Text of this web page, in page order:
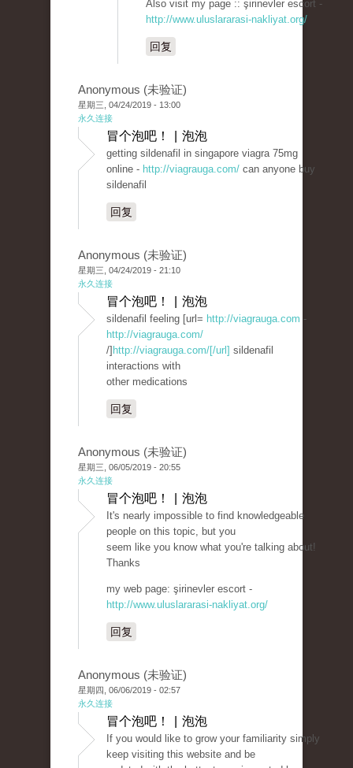
Also visit my page :: şirinevler escort -
http://www.uluslararasi-nakliyat.org/
回复
Anonymous (未验证)
星期三, 04/24/2019 - 13:00
永久连接
冒个泡吧！ | 泡泡
getting sildenafil in singapore viagra 75mg
online - http://viagrauga.com/ can anyone buy
sildenafil
回复
Anonymous (未验证)
星期三, 04/24/2019 - 21:10
永久连接
冒个泡吧！ | 泡泡
sildenafil feeling [url= http://viagrauga.com -
http://viagrauga.com/
/] http://viagrauga.com/[/url] sildenafil
interactions with
other medications
回复
Anonymous (未验证)
星期三, 06/05/2019 - 20:55
永久连接
冒个泡吧！ | 泡泡
It's nearly impossible to find knowledgeable
people on this topic, but you
seem like you know what you're talking about!
Thanks
my web page: şirinevler escort -
http://www.uluslararasi-nakliyat.org/
回复
Anonymous (未验证)
星期四, 06/06/2019 - 02:57
永久连接
冒个泡吧！ | 泡泡
If you would like to grow your familiarity simply
keep visiting this website and be